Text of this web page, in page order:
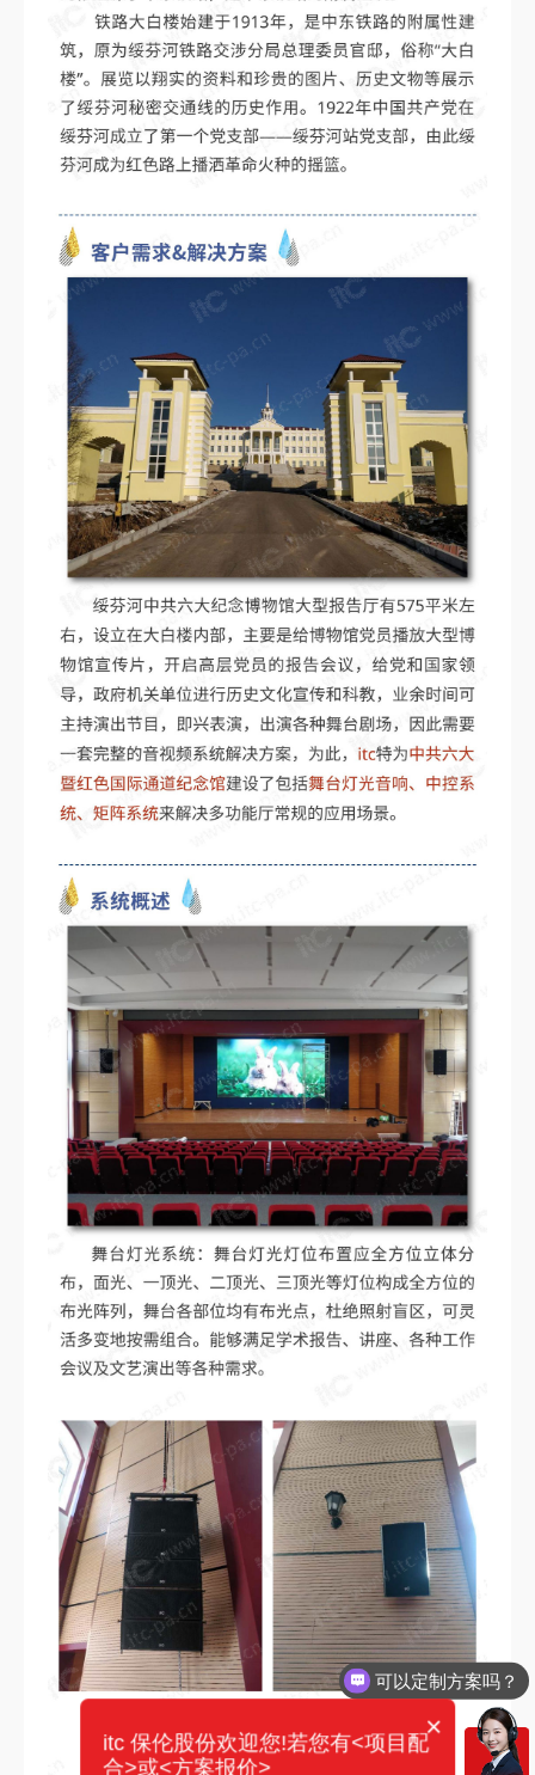
可以定制方案吗？
×
itc 保伦股份欢迎您!若您有<项目配
合>或<方案报价>